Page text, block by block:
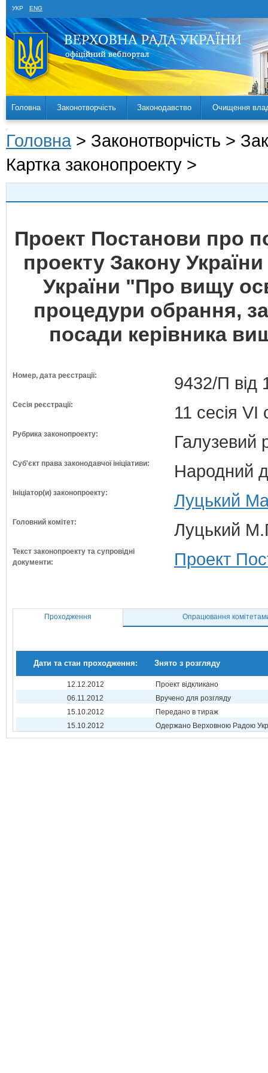
УКР ENG
Головна Законотворчість Законодавство Очищення
Головна > Законотворчість >
Картка законопроекту >
Проект Постанови про
проекту Закону
України "Про вищу
процедури обрання,
посади керівника
Номер, дата реєстрації: 9432/П від
Сесія реєстрації: 11 сесія VI
Рубрика законопроекту: Галузевий
Суб'єкт права законодавчої ініціативи: Народний
Ініціатор(и) законопроекту: Луцький
Головний комітет: Луцький
Текст законопроекту та супровідні
документи:
Проект
Проходження Опрацювання
Дати та стан проходження: Знято з розгляду
12.12.2012
Проект відкликано
06.11.2012
Вручено для розгляду
15.10.2012
Передано в тираж
15.10.2012
Одержано Верховною Радою